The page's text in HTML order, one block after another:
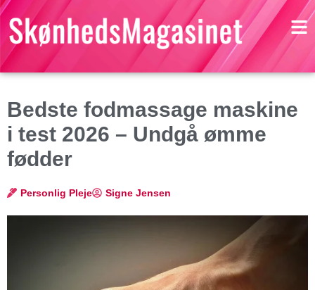
Bedste fodmassage maskine
i test 2026 – Undgå ømme
fødder
Personlig Pleje Signe Jensen